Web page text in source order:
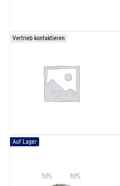
Vertrieb kontaktieren
Auf Lager